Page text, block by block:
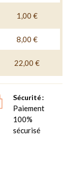
1,00 €
8,00 €
22,00 €
Sécurité
Paiement
100%
sécurisé